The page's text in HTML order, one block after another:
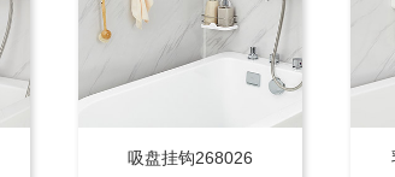
吸盘挂钩268026